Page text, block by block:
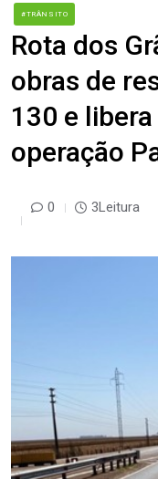
#TRÂNSITO
Rota dos
obras de
130 e
operação
0 3Leitura